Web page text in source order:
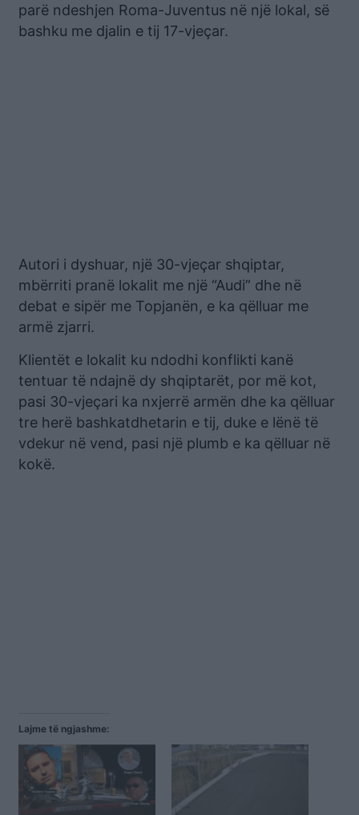
parë ndeshjen Roma-Juventus në një lokal, së
bashku me djalin e tij 17-vjeçar.
Autori i dyshuar, një 30-vjeçar shqiptar,
mbërriti pranë lokalit me një “Audi” dhe në
debat e sipër me Topjanën, e ka qëlluar me
armë zjarri.
Klientët e lokalit ku ndodhi konflikti kanë
tentuar të ndajnë dy shqiptarët, por më kot,
pasi 30-vjeçari ka nxjerrë armën dhe ka qëlluar
tre herë bashkatdhetarin e tij, duke e lënë të
vdekur në vend, pasi një plumb e ka qëlluar në
kokë.
Lajme të ngjashme: